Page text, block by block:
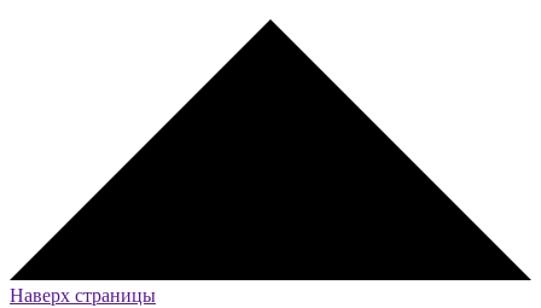
Наверх страницы